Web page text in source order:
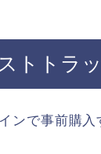
トトラ
ンで事前購